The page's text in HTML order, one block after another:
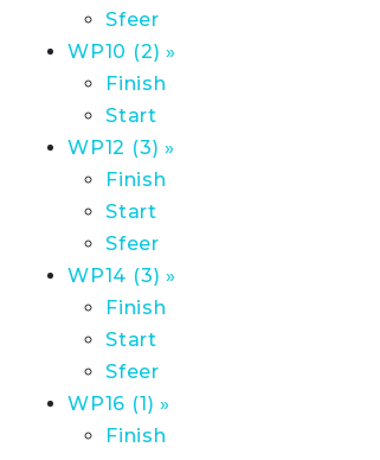
Sfeer
WP10 (2) »
Finish
Start
WP12 (3) »
Finish
Start
Sfeer
WP14 (3) »
Finish
Start
Sfeer
WP16 (1) »
Finish